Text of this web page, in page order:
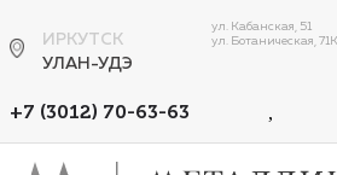
ИРКУТСК
УЛАН-УДЭ
ул. Кабанская, 51
ул. Ботаническая, 71К
+7 (3012) 70-63-63 ,